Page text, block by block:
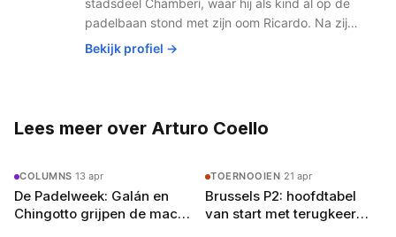
stadsdeel Chamberí, waar hij als kind al op de
padelbaan stond met zijn oom Ricardo. Na zijn
studie journalistiek aan de Universidad
snel een missie: het Nederlandse publiek laten
zien hoe groot padel écht is. Met zijn netwerk
Nederlands (met een licht accent, zegt hij zelf)
schrijft hij over alles van Premier Padel-
toernooien tot de opkomst van jong talent.
Bekijk profiel →
Lees meer over Arturo Coello
COLUMNS·13 apr
De Padelweek: Galán en
Chingotto grijpen de macht
TOERNOOIEN·21 apr
Brussels P2: hoofdtabel
van start met terugkeer